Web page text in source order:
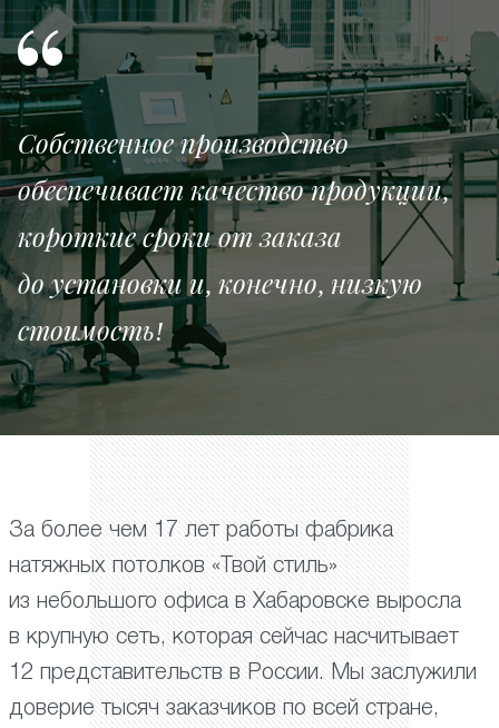
Собственное производство
обеспечивает качество продукции,
короткие сроки от заказа
до установки и, конечно, низкую
стоимость!
За более чем 17 лет работы фабрика
натяжных потолков «Твой стиль»
из небольшого офиса в Хабаровске выросла
в крупную сеть, которая сейчас насчитывает
12 представительств в России. Мы заслужили
доверие тысяч заказчиков по всей стране,